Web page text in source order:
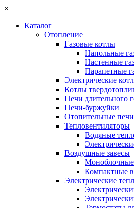
×
Каталог
Отопление
Газовые котлы
Напольные
Настенные
Парапетные
Электрические
Котлы
Печи длительного
Печи-буржуйки
Отопительные
Тепловентиляторы
Водяные
Воздушные завесы
Компактные
Электрические